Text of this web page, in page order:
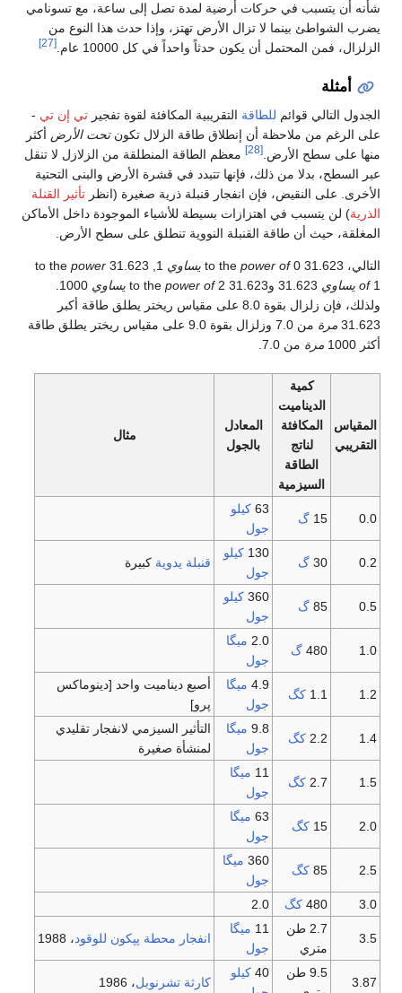
شأنه أن يتسبب في حركات أرضية لمدة تصل إلى ساعة، مع تسونامي
يضرب الشواطئ بينما لا تزال الأرض تهتز، وإذا حدث هذا النوع من
الزلزال، فمن المحتمل أن يكون حدثاً واحداً في كل 10000 عام.
أمثلة
الجدول التالي قوائم للطاقةالتقريبية المكافئة لقوة تفجير تي إن تي -
على الرغم من ملاحظة أن إنطلاق طاقة الزلال تكون تحت الأرضأكثر
منها على سطح الأرض.
معظم الطاقة المنطلقة من الزلازل لا تنقل
عبر السطح، بدلا من ذلك، فإنها تتبدد في قشرة الأرض والبنى التحتية
الأخرى. على النقيض، فإن انفجار قنبلة ذرية صغيرة (انظر تأثير القنلة
الذرية) لن يتسبب في اهتزازات بسيطة للأشياء الموجودة داخل الأماكن
المغلقة، حيث أن طاقة القنبلة النووية تنطلق على سطح الأرض.
التالي، 31.623 to the power of0 يساوي1, 31.623 to the
power
of 1 يساوي31.623 و31.623 to the power of 2 يساوي
1000.
ولذلك، فإن زلزال بقوة 8.0 على مقياس ريختر يطلق طاقة أكبر
31.623 مرة
من 7.0 وزلزال بقوة 9.0 على مقياس ريختر يطلق طاقة
أكثر 1000
مرةمن 7.0.
المقياس
التقريبي
كمية
الديناميت
المكافئة
لناتج
الطاقة
السيزمية
المعادل
بالجول
مثال
0.0
15 گ
63 كيلو
جول
0.2
30 گ
130 كيلو
جول
قنبلة يدويةكبيرة
0.5
85 گ
360 كيلو
جول
1.0
480 گ
2.0 ميگا
جول
1.2
1.1 كگ
4.9 ميگا
جول
أصبع ديناميت واحد [دينوماكس
پرو]
1.4
2.2 كگ
9.8 ميگا
جول
التأثير السيزمي لانفجار تقليدي
لمنشأة صغيرة
1.5
2.7 كگ
11 ميگا
جول
2.0
15 كگ
63 ميگا
جول
2.5
85 كگ
360 ميگا
جول
3.0
480 كگ 2.0
3.5
2.7 طن
متري
11 ميگا
جول
انفجار محطة پپكون للوقود، 1988
3.87
9.5 طن
40 كيلو
كارثة تشرنوبل ، 1986